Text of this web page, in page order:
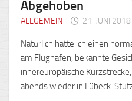
Abgehoben
ALLGEMEIN 21. JUNI 2018
Natürlich hatte ich einen
am Flughafen, bekannte
innereuropäische
abends wieder in Lübeck.